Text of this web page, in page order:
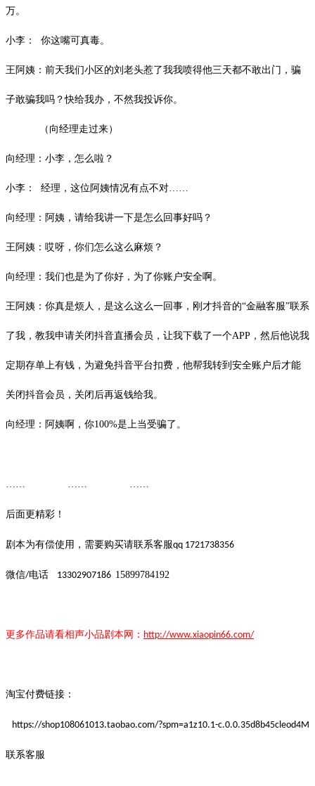
万。
小李： 你这嘴可真毒。
王阿姨：前天我们小区的刘老头惹了我我喷得他三天都不敢出门，骗
子敢骗我吗？快给我办，不然我投诉你。
（向经理走过来）
向经理：小李，怎么啦？
小李： 经理，这位阿姨情况有点不对……
向经理：阿姨，请给我讲一下是怎么回事好吗？
王阿姨：哎呀，你们怎么这么麻烦？
向经理：我们也是为了你好，为了你账户安全啊。
王阿姨：你真是烦人，是这么这么一回事，刚才抖音的“金融客服”联系
了我，教我申请关闭抖音直播会员，让我下载了一个APP，然后他说我
定期存单上有钱，为避免抖音平台扣费，他帮我转到安全账户后才能
关闭抖音会员，关闭后再返钱给我。
向经理：阿姨啊，你100%是上当受骗了。
后面更精彩！
剧本为有偿使用，需要购买请联系客服qq 1721738356
微信/电话 13302907186 15899784192
更多作品请看相声小品剧本网： http://www.xiaopin66.com/
淘宝付费链接：
https://shop108061013.taobao.com/?spm=a1z10.1-c.0.0.35d8b45cleod4M
联系客服